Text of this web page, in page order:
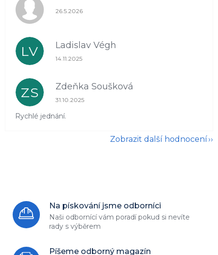
Hodnocení obchodu je 1 z 5 hvězdiček.
26.5.2026
LV Ladislav Végh
Hodnocení obchodu je 5 z 5 hvězdiček.
14.11.2025
ZS Zdeňka Soušková
Hodnocení obchodu je 5 z 5 hvězdiček.
31.10.2025
Rychlé jednání.
Zobrazit další hodnocení
Na pískování jsme odborníci
Naši odbornící vám poradí pokud si nevíte
rady s výběrem
Píšeme odborný magazín